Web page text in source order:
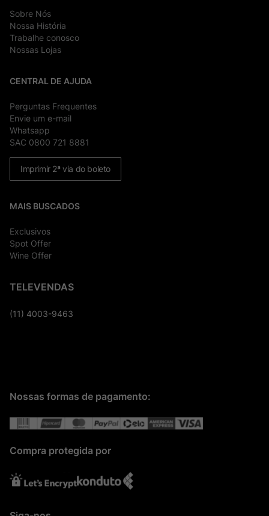
Sobre Nós
Nossa História
Trabalhe conosco
Nossas Lojas
CENTRAL DE AJUDA
Perguntas Frequentes
Envie um e-mail
Whatsapp
SAC 0800 721 8881
Imprimir 2ª via do boleto
MAIS BUSCADOS
Exclusivos
Spot Offer
Wine Offer
TELEVENDAS
(11) 4003-9463
Nossas formas de pagamento:
Compra protegida por